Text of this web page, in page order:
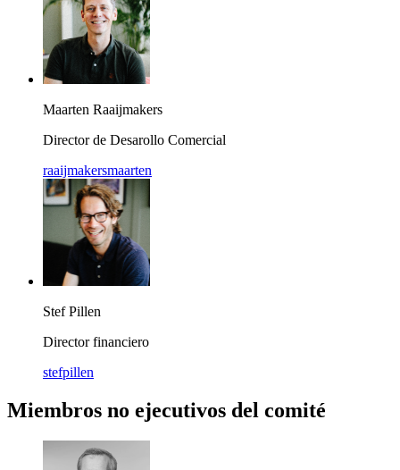
Maarten Raaijmakers
Director de Desarollo Comercial
raaijmakersmaarten
Stef Pillen
Director financiero
stefpillen
Miembros no ejecutivos del comité